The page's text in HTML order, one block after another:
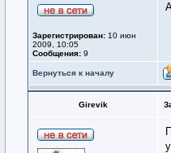
Зарегистрирован: 10 июн
2009, 10:05
Сообщения: 9
Вернуться к началу
Girevik